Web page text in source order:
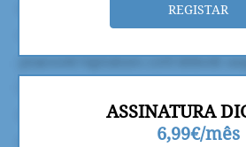
REGISTAR
ASSINATURA
6,99€/mês